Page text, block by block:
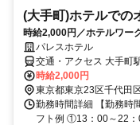
(大手町)ホテルでの
時給2,000円／ホテルワー
パレスホテル
交通・アクセス 大手町
時給2,000円
東京都東京23区千代田
勤務時間詳細 【勤務時
フト例 ①13：00～22